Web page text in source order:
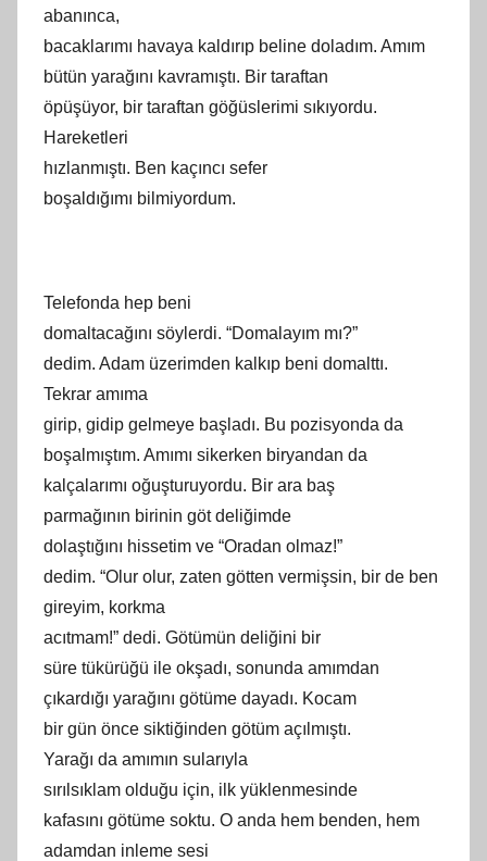
abanınca,
bacaklarımı havaya kaldırıp beline doladım. Amım
bütün yarağını kavramıştı. Bir taraftan
öpüşüyor, bir taraftan göğüslerimi sıkıyordu.
Hareketleri
hızlanmıştı. Ben kaçıncı sefer
boşaldığımı bilmiyordum.
Telefonda hep beni
domaltacağını söylerdi. “Domalayım mı?”
dedim. Adam üzerimden kalkıp beni domalttı.
Tekrar amıma
girip, gidip gelmeye başladı. Bu pozisyonda da
boşalmıştım. Amımı sikerken biryandan da
kalçalarımı oğuşturuyordu. Bir ara baş
parmağının birinin göt deliğimde
dolaştığını hissetim ve “Oradan olmaz!”
dedim. “Olur olur, zaten götten vermişsin, bir de ben
gireyim, korkma
acıtmam!” dedi. Götümün deliğini bir
süre tükürüğü ile okşadı, sonunda amımdan
çıkardığı yarağını götüme dayadı. Kocam
bir gün önce siktiğinden götüm açılmıştı.
Yarağı da amımın sularıyla
sırılsıklam olduğu için, ilk yüklenmesinde
kafasını götüme soktu. O anda hem benden, hem
adamdan inleme sesi